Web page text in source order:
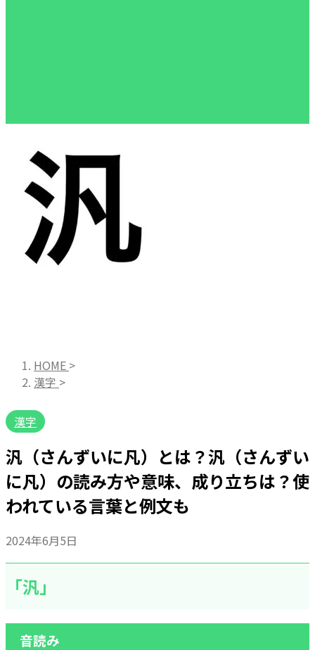
HOME >
漢字 >
漢字
汎（さんずいに凡）とは？汎（さんずい
に凡）の読み方や意味、成り立ちは？使
われている言葉と例文も
2024年6月5日
「汎」
音読み